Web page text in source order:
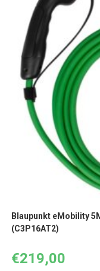
Blaupunkt eMobility
(C3P16AT2)
€219,00